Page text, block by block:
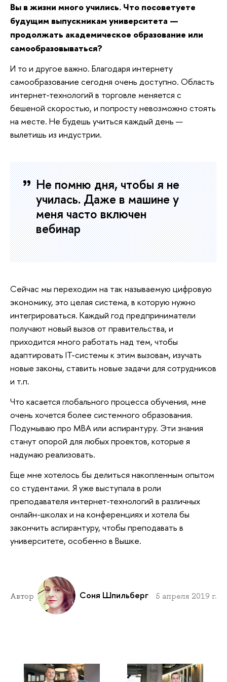
Вы в жизни много учились. Что посоветуете
будущим выпускникам университета —
продолжать академическое образование или
самообразовываться?
И то и другое важно. Благодаря интернету
самообразование сегодня очень доступно. Область
интернет-технологий в торговле меняется с
бешеной скоростью, и попросту невозможно стоять
на месте. Не будешь учиться каждый день —
вылетишь из индустрии.
Не помню дня, чтобы я не
училась. Даже в машине у
меня часто включен
вебинар
Сейчас мы переходим на так называемую цифровую
экономику, это целая система, в которую нужно
интегрироваться. Каждый год предприниматели
получают новый вызов от правительства, и
приходится много работать над тем, чтобы
адаптировать IT-системы к этим вызовам, изучать
новые законы, ставить новые задачи для сотрудников
и т.п.
Что касается глобального процесса обучения, мне
очень хочется более системного образования.
Подумываю про МВА или аспирантуру. Эти знания
станут опорой для любых проектов, которые я
надумаю реализовать.
Еще мне хотелось бы делиться накопленным опытом
со студентами. Я уже выступала в роли
преподавателя интернет-технологий в различных
онлайн-школах и на конференциях и хотела бы
закончить аспирантуру, чтобы преподавать в
университете, особенно в Вышке.
Автор Соня Шпильберг 5 апреля 2019 г.